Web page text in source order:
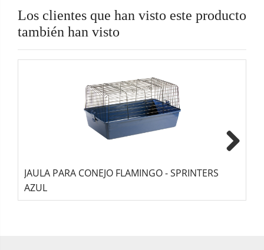
Los clientes que han visto este producto
también han visto
JAULA PARA CONEJO FLAMINGO - SPRINTERS
AZUL